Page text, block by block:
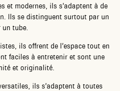
et modernes, ils s’adaptent à de
Ils se distinguent surtout par un
tube.
ils offrent de l’espace tout en
faciles à entretenir et sont une
et originalité.
ils s’adaptent à toutes